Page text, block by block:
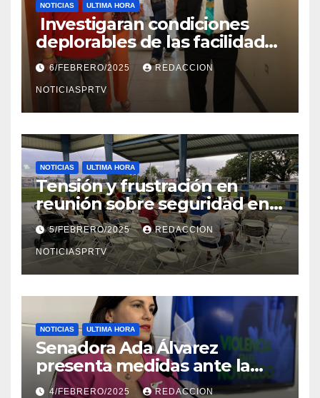
NOTICIAS ULTIMA HORA
Investigaran condiciones
deplorables de las facilidades
el Departamento de la Salud
en Mayagüez
6/FEBRERO/2025 REDACCION
NOTICIASPRTV
NOTICIAS ULTIMA HORA
Tensión y frustración en
reunión sobre seguridad en
Reparto Metropolitano
5/FEBRERO/2025 REDACCION
NOTICIASPRTV
NOTICIAS ULTIMA HORA
Senadora Ada Álvarez
presenta medidas ante la
violencia en el noviazgo
4/FEBRERO/2025 REDACCION